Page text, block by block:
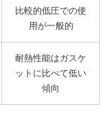
比較的低圧での使
用が一般的
耐熱性能はガスケ
ットに比べて低い
傾向